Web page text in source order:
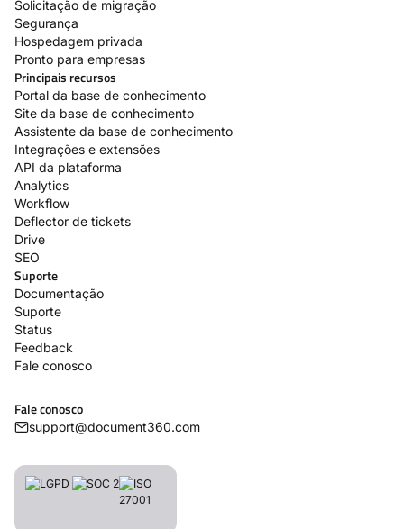
Solicitação de migração
Segurança
Hospedagem privada
Pronto para empresas
Principais recursos
Portal da base de conhecimento
Site da base de conhecimento
Assistente da base de conhecimento
Integrações e extensões
API da plataforma
Analytics
Workflow
Deflector de tickets
Drive
SEO
Suporte
Documentação
Suporte
Status
Feedback
Fale conosco
Fale conosco
support@document360.com